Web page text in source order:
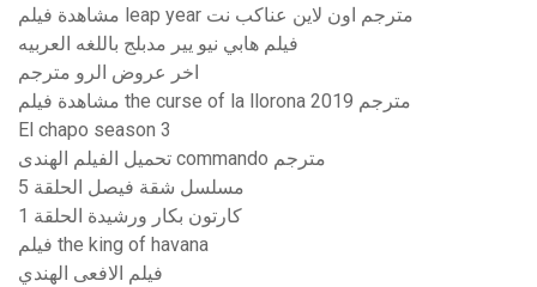
مشاهدة فيلم leap year مترجم اون لاين عناكب نت
فيلم هابي نيو يير مدبلج باللغه العربيه
اخر عروض الرو مترجم
مشاهدة فيلم the curse of la llorona 2019 مترجم
El chapo season 3
تحميل الفيلم الهندى commando مترجم
مسلسل شقة فيصل الحلقة 5
كارتون بكار ورشيدة الحلقة 1
فيلم the king of havana
فيلم الافعى الهندي